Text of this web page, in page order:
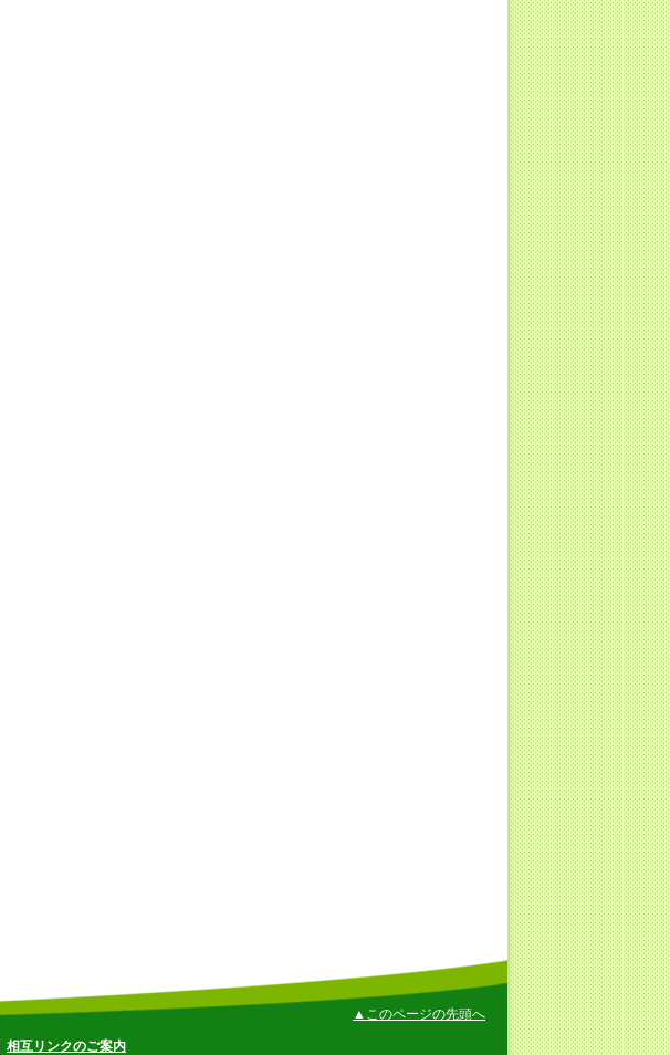
▲このページの先頭へ
相互リンクのご案内